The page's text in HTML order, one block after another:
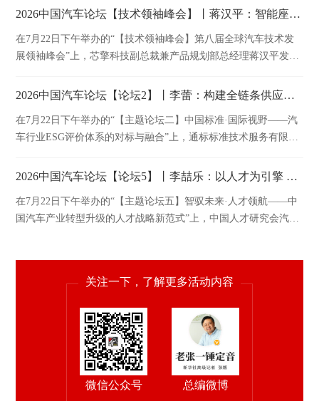
2026中国汽车论坛【技术领袖峰会】丨蒋汉平：智能座舱到AI舱驾融合演变的芯片视野
在7月22日下午举办的“【技术领袖峰会】第八届全球汽车技术发
展领袖峰会”上，芯擎科技副总裁兼产品规划部总经理蒋汉平发表
2026中国汽车论坛【论坛2】丨李蕾：构建全链条供应链韧性——可持续供应链建设和尽职调查
在7月22日下午举办的“【主题论坛二】中国标准·国际视野——汽
车行业ESG评价体系的对标与融合”上，通标标准技术服务有限公
2026中国汽车论坛【论坛5】丨李喆乐：以人才为引擎 驱动产业升级的创新实践与探索
在7月22日下午举办的“【主题论坛五】智驭未来·人才领航——中
国汽车产业转型升级的人才战略新范式”上，中国人才研究会汽车
关注一下，了解更多活动内容
微信公众号 总编微博